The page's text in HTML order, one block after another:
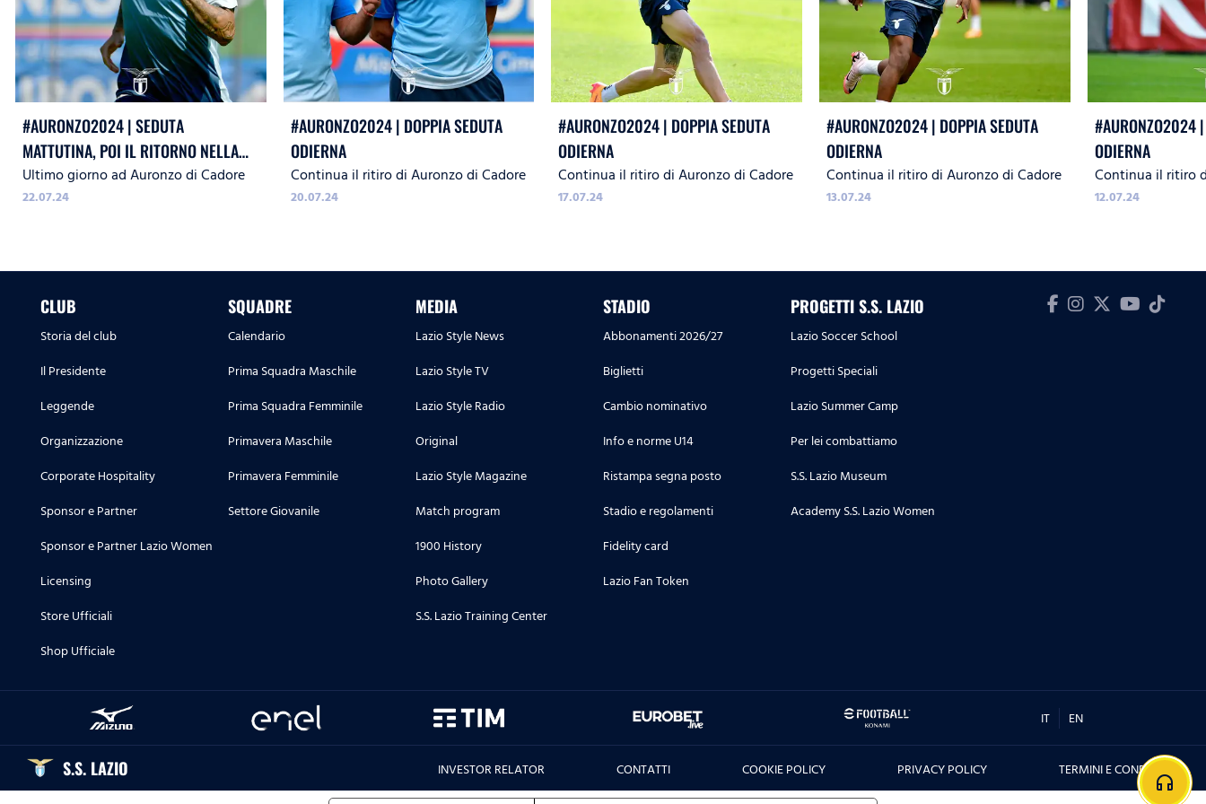
#AURONZO2024 | SEDUTA
MATTUTINA, POI IL RITORNO NELLA
CAPITALE
Ultimo giorno ad Auronzo di Cadore
22.07.24
#AURONZO2024 | DOPPIA SEDUTA
ODIERNA
Continua il ritiro di Auronzo di Cadore
20.07.24
#AURONZO2024 | DOPPIA SEDUTA
ODIERNA
Continua il ritiro di Auronzo di Cadore
17.07.24
#AURONZO2024 | DOPPIA SEDUTA
ODIERNA
Continua il ritiro di Auronzo di Cadore
13.07.24
#AURONZO2024
ODIERNA
Continua il ritiro
12.07.24
CLUB
Storia del club
Il Presidente
Leggende
Organizzazione
Corporate Hospitality
Sponsor e Partner
Sponsor e Partner Lazio Women
Licensing
Store Ufficiali
Shop Ufficiale
SQUADRE
Calendario
Prima Squadra Maschile
Prima Squadra Femminile
Primavera Maschile
Primavera Femminile
Settore Giovanile
MEDIA
Lazio Style News
Lazio Style TV
Lazio Style Radio
Original
Lazio Style Magazine
Match program
1900 History
Photo Gallery
S.S. Lazio Training Center
STADIO
Abbonamenti 2026/27
Biglietti
Cambio nominativo
Info e norme U14
Ristampa segna posto
Stadio e regolamenti
Fidelity card
Lazio Fan Token
PROGETTI S.S. LAZIO
Lazio Soccer School
Progetti Speciali
Lazio Summer Camp
Per lei combattiamo
S.S. Lazio Museum
Academy S.S. Lazio Women
IT EN
S.S. LAZIO INVESTOR RELATOR CONTATTI COOKIE POLICY PRIVACY POLICY TERMINI E CONDIZIONI
headphones